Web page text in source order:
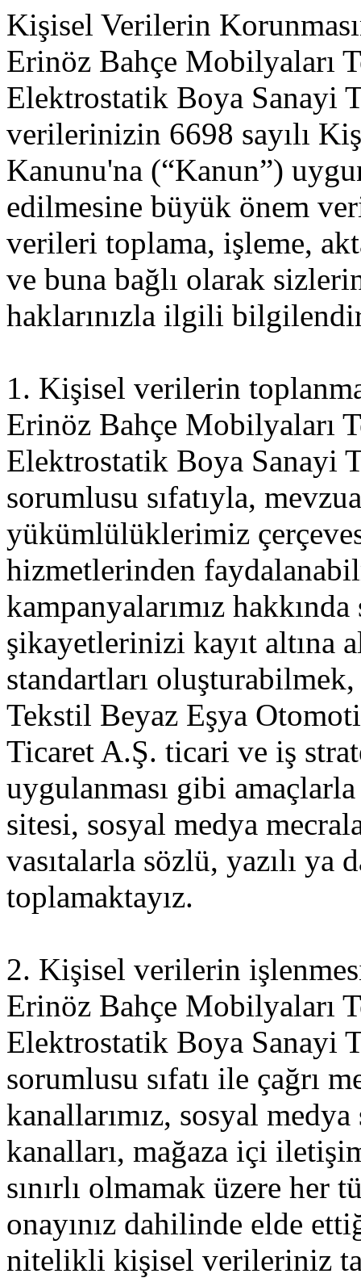
Kişisel Verilerin
Erinöz Bahçe Mobilyaları
Elektrostatik Boya Sanayi
verilerinizin 6698 sayılı
Kanunu'na (“Kanun”)
edilmesine büyük önem
verileri toplama, işleme,
ve buna bağlı olarak
haklarınızla ilgili
1. Kişisel verilerin
Erinöz Bahçe Mobilyaları
Elektrostatik Boya Sanayi
sorumlusu sıfatıyla,
yükümlülüklerimiz
hizmetlerinden
kampanyalarımız
şikayetlerinizi kayıt altına
standartları
Tekstil Beyaz Eşya
Ticaret A.Ş. ticari ve iş
uygulanması gibi
sitesi, sosyal medya
vasıtalarla sözlü, yazılı
toplamaktayız.
2. Kişisel verilerin
Erinöz Bahçe Mobilyaları
Elektrostatik Boya Sanayi
sorumlusu sıfatı ile çağrı
kanallarımız, sosyal
kanalları, mağaza içi
sınırlı olmamak üzere her
onayınız dahilinde elde
nitelikli kişisel verileriniz